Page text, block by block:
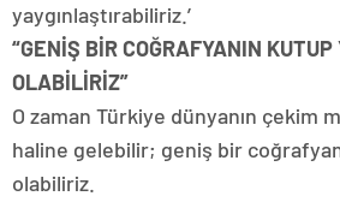
yaygınlaştırabiliriz.’
“GENİŞ BİR COĞRAFYANIN
OLABİLİRİZ”
O zaman Türkiye dünyanın çekim
haline gelebilir; geniş bir
olabiliriz.